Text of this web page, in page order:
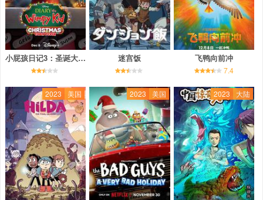
小屁孩日记3：圣诞大惊喜 迷宫饭 飞鸭向前冲
7.4
2023 美国 2023 美国 2023 大陆